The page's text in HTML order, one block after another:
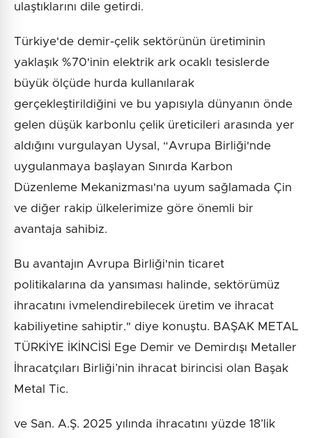
ulaştıklarını dile getirdi.
Türkiye'de demir-çelik sektörünün üretiminin
yaklaşık %70'inin elektrik ark ocaklı tesislerde
büyük ölçüde hurda kullanılarak
gerçekleştirildiğini ve bu yapısıyla dünyanın önde
gelen düşük karbonlu çelik üreticileri arasında yer
aldığını vurgulayan Uysal, “Avrupa Birliği'nde
uygulanmaya başlayan Sınırda Karbon
Düzenleme Mekanizması'na uyum sağlamada Çin
ve diğer rakip ülkelerimize göre önemli bir
avantaja sahibiz.
Bu avantajın Avrupa Birliği'nin ticaret
politikalarına da yansıması halinde, sektörümüz
ihracatını ivmelendirebilecek üretim ve ihracat
kabiliyetine sahiptir." diye konuştu. BAŞAK METAL
TÜRKİYE İKİNCİSİ Ege Demir ve Demirdışı Metaller
İhracatçıları Birliği’nin ihracat birincisi olan Başak
Metal Tic.
ve San. A.Ş. 2025 yılında ihracatını yüzde 18’lik